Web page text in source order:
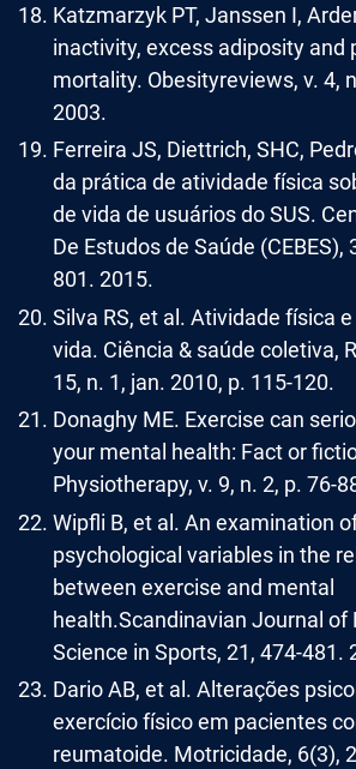
Katzmarzyk PT, Janssen I,
inactivity, excess adiposity and
mortality. Obesityreviews, v. 4,
2003.
Ferreira JS, Diettrich, SHC,
da prática de atividade física
de vida de usuários do SUS.
De Estudos de Saúde (CEBES),
801. 2015.
Silva RS, et al. Atividade física
vida. Ciência & saúde coletiva,
15, n. 1, jan. 2010, p. 115-120.
Donaghy ME. Exercise can
your mental health: Fact or
Physiotherapy, v. 9, n. 2, p. 76-
Wipfli B, et al. An examination
psychological variables in the
between exercise and mental
health.Scandinavian Journal of
Science in Sports, 21, 474-481.
Dario AB, et al. Alterações
exercício físico em pacientes
reumatoide. Motricidade, 6(3),